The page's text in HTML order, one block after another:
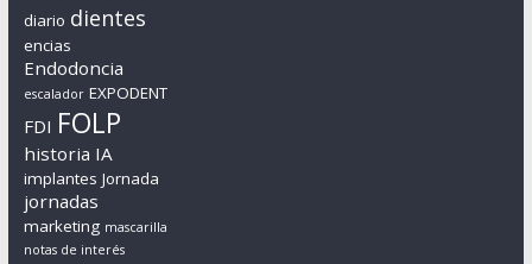
diario dientes
encias
Endodoncia
escalador EXPODENT
FDI FOLP
historia IA
implantes Jornada
jornadas
marketing mascarilla
notas de interés